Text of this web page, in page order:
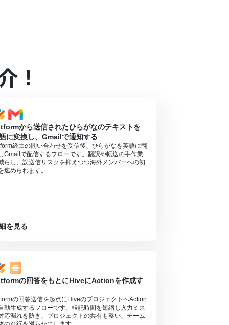
！
から送信されたひらがなのテキストを
に変換し、Gmailで通知する
経由の問い合わせを受信後、ひらがなを英語に翻
Gmailで配信するフローです。翻訳や転送の手作業
らし、誤送信リスクを抑えつつ海外メンバーへの初
速められます。
を見る
の回答をもとにHiveにActionを作成す
の回答送信を起点にHiveのプロジェクトへAction
動生成するフローです。転記時間を短縮し入力ミス
応漏れを防ぎ、プロジェクトの共有も整い、チーム